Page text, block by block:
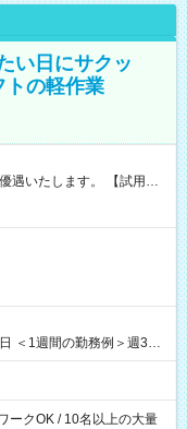
い日にサクッ
トの軽作業
します。 【試用期
＜1週間の勤務例＞週3回
な時にお仕事
ークOK / 10名以上の大量